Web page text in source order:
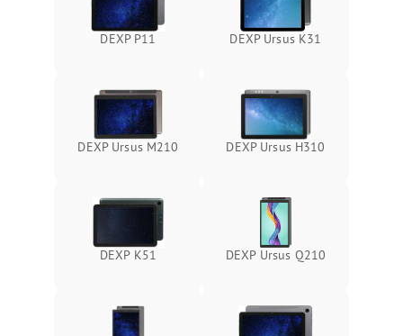
Проблемы с механикой
Кнопки и органы управления
DEXP P11 DEXP Ursus K31
DEXP Ursus M210 DEXP Ursus H310
DEXP K51 DEXP Ursus Q210